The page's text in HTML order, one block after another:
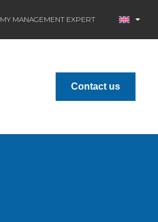
MY MANAGEMENT EXPERT
Contact us